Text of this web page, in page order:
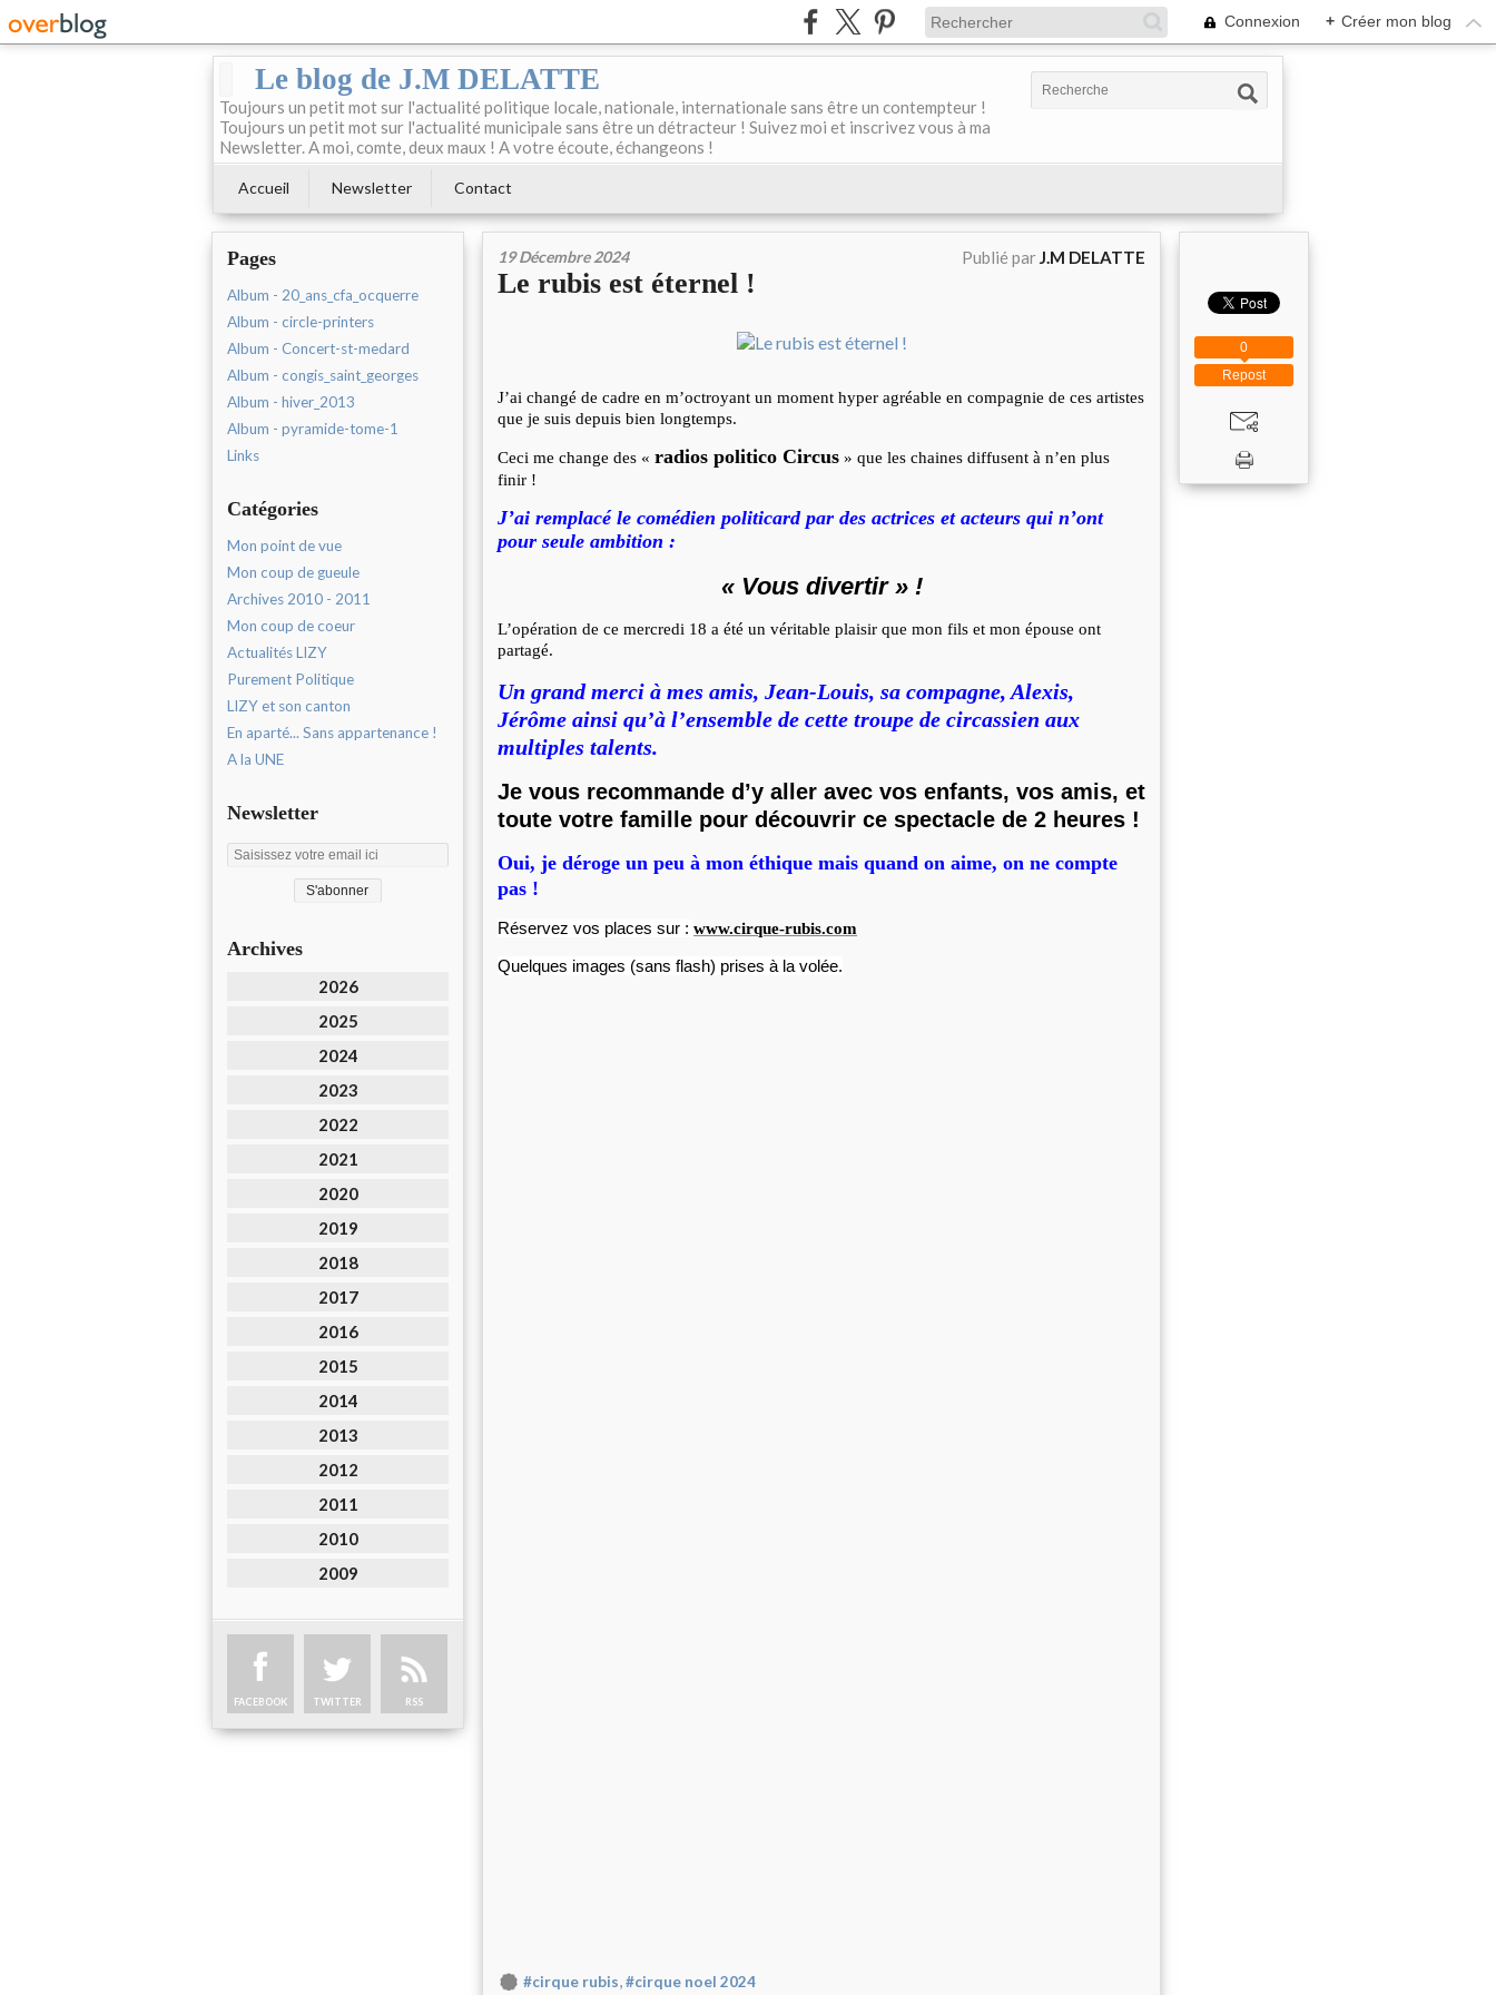
Connexion + Créer mon blog
Le blog de J.M DELATTE
Toujours un petit mot sur l'actualité politique locale, nationale, internationale sans être un contempteur !
Toujours un petit mot sur l'actualité municipale sans être un détracteur ! Suivez moi et inscrivez vous à ma
Newsletter. A moi, comte, deux maux ! A votre écoute, échangeons !
Accueil Newsletter Contact
Pages
Album - 20_ans_cfa_ocquerre
Album - circle-printers
Album - Concert-st-medard
Album - congis_saint_georges
Album - hiver_2013
Album - pyramide-tome-1
Links
Catégories
Mon point de vue
Mon coup de gueule
Archives 2010 - 2011
Mon coup de coeur
Actualités LIZY
Purement Politique
LIZY et son canton
En aparté... Sans appartenance !
A la UNE
Newsletter
Archives
2026
2025
2024
2023
2022
2021
2020
2019
2018
2017
2016
2015
2014
2013
2012
2011
2010
2009
FACEBOOK TWITTER RSS
19 Décembre 2024 Publié parJ.M DELATTE
Le rubis est éternel !
J’ai changé de cadre en m’octroyant un moment hyper agréable en compagnie de ces artistes
que je suis depuis bien longtemps.
Ceci me change des « radios politico Circus » que les chaines diffusent à n’en plus
finir !
J’ai remplacé le comédien politicard par des actrices et acteurs qui n’ont
pour seule ambition :
« Vous divertir » !
L’opération de ce mercredi 18 a été un véritable plaisir que mon fils et mon épouse ont
partagé.
Un grand merci à mes amis, Jean-Louis, sa compagne, Alexis,
Jérôme ainsi qu’à l’ensemble de cette troupe de circassien aux
multiples talents.
Je vous recommande d’y aller avec vos enfants, vos amis, et
toute votre famille pour découvrir ce spectacle de 2 heures !
Oui, je déroge un peu à mon éthique mais quand on aime, on ne compte
pas !
Réservez vos places sur : www.cirque-rubis.com
Quelques images (sans flash) prises à la volée.
#cirque rubis,#cirque noel 2024
Repost
0